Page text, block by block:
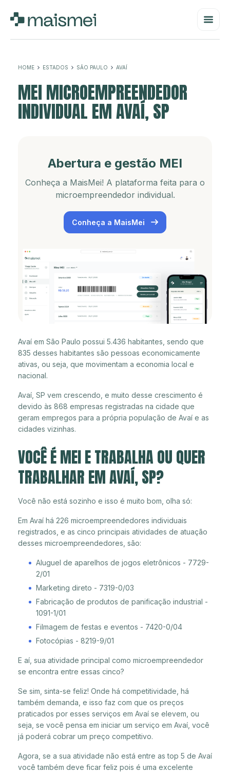
HOME ESTADOS SÃO PAULO AVAÍ
MEI MICROEMPREENDEDOR
INDIVIDUAL EM AVAÍ, SP
Abertura e gestão MEI
Conheça a MaisMei! A plataforma feita para o
microempreendedor individual.
Conheça a MaisMei
Avaí em São Paulo possui 5.436 habitantes, sendo que
835 desses habitantes são pessoas economicamente
ativas, ou seja, que movimentam a economia local e
nacional.
Avaí, SP vem crescendo, e muito desse crescimento é
devido às 868 empresas registradas na cidade que
geram empregos para a própria população de Avaí e as
cidades vizinhas.
VOCÊ É MEI E TRABALHA OU QUER
TRABALHAR EM AVAÍ, SP?
Você não está sozinho e isso é muito bom, olha só:
Em Avaí há 226 microempreendedores individuais
registrados, e as cinco principais atividades de atuação
desses microempreendedores, são:
Aluguel de aparelhos de jogos eletrônicos - 7729-
2/01
Marketing direto - 7319-0/03
Fabricação de produtos de panificação industrial -
1091-1/01
Filmagem de festas e eventos - 7420-0/04
Fotocópias - 8219-9/01
E aí, sua atividade principal como microempreendedor
se encontra entre essas cinco?
Se sim, sinta-se feliz! Onde há competitividade, há
também demanda, e isso faz com que os preços
praticados por esses serviços em Avaí se elevem, ou
seja, se você pensa em iniciar um serviço em Avaí, você
já poderá cobrar um preço competitivo.
Agora, se a sua atividade não está entre as top 5 de Avaí
você também deve ficar feliz pois é uma excelente